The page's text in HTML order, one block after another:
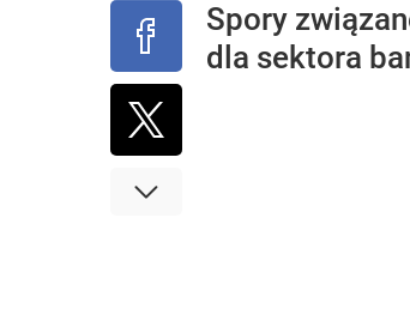
Spory
dla sektora